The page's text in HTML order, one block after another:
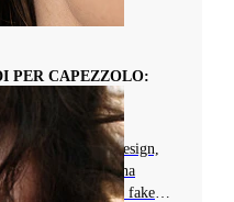
PER CAPEZZOLO:
per capezzolo, i design,
Perfetti per chi ha
chi vuole provare i fake